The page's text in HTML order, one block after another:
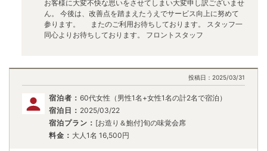
お客様に大変不快な思いをさせてしまい大変申し訳ございませ
ん。 今後は、改善点を踏まえたうえでサービス向上に努めて
参ります。 またのご利用お待ちしております。 スタッフ一
同心よりお待ちしております。 フロントスタッフ
投稿日： 2025/03/31
宿泊者： 60代女性（男性1名+女性1名の計2名で宿泊）
宿泊日： 2025/03/22
宿泊プラン： [お造り＆鮑付]旬の味覚会席
料金： 大人1名 16,500円